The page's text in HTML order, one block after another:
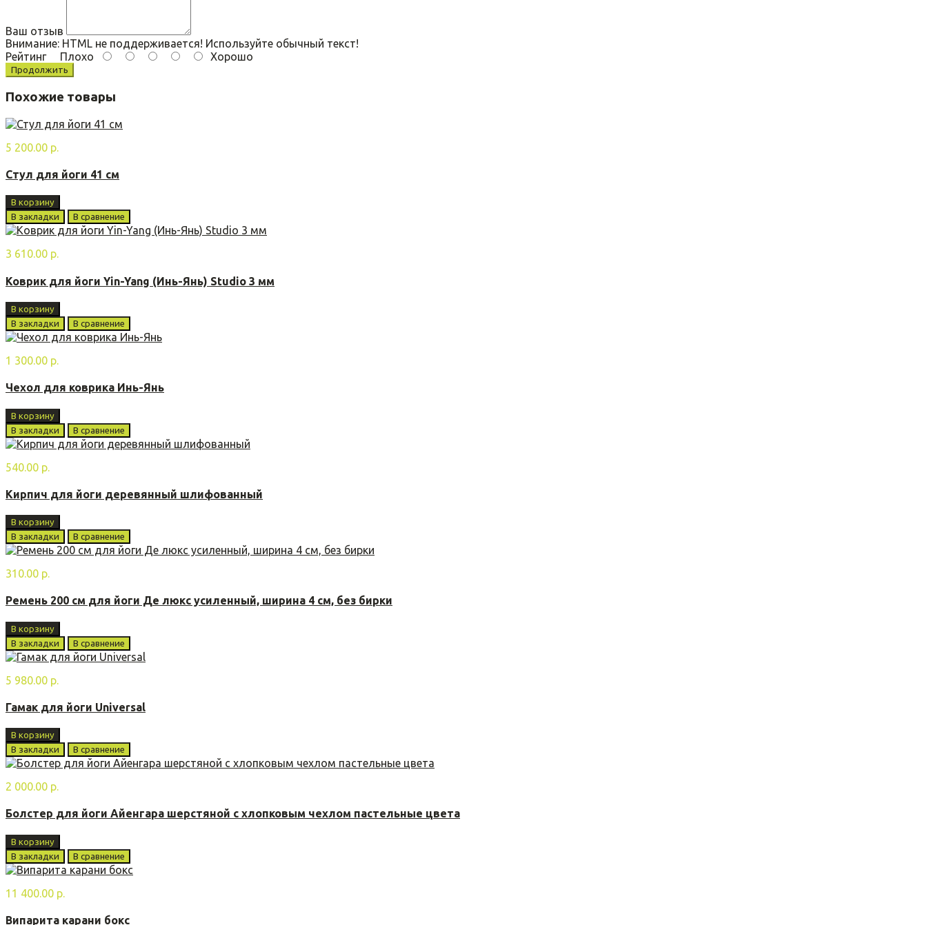
Ваш отзыв
Внимание: HTML не поддерживается! Используйте обычный текст!
РейтингПлохо Хорошо
Продолжить
Похожие товары
5 200.00 р.
Стул для йоги 41 см
В корзину
В закладки
В сравнение
3 610.00 р.
Коврик для йоги Yin-Yang (Инь-Янь) Studio 3 мм
В корзину
В закладки
В сравнение
1 300.00 р.
Чехол для коврика Инь-Янь
В корзину
В закладки
В сравнение
540.00 р.
Кирпич для йоги деревянный шлифованный
В корзину
В закладки
В сравнение
310.00 р.
Ремень 200 см для йоги Де люкс усиленный, ширина 4 см, без бирки
В корзину
В закладки
В сравнение
5 980.00 р.
Гамак для йоги Universal
В корзину
В закладки
В сравнение
2 000.00 р.
Болстер для йоги Айенгара шерстяной с хлопковым чехлом пастельные цвета
В корзину
В закладки
В сравнение
11 400.00 р.
Випарита карани бoкс